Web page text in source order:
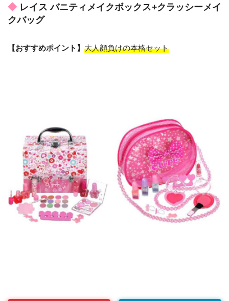
レイス バニティメイクボックス+クラッシーメイ
クバッグ
【おすすめポイント】 大人顔負けの本格セット